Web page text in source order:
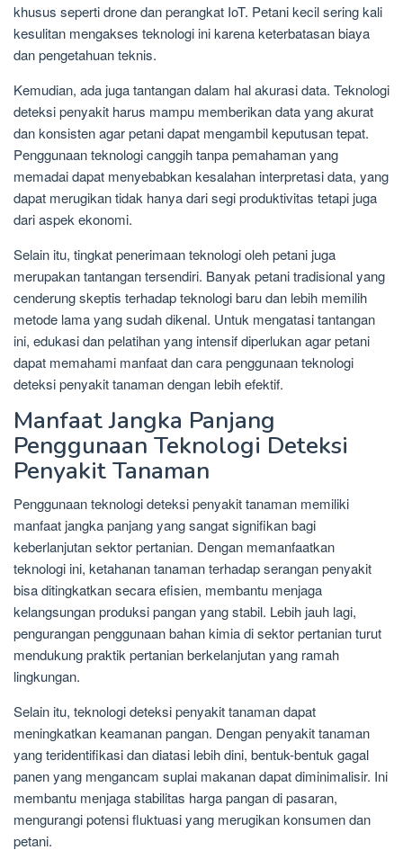
khusus seperti drone dan perangkat IoT. Petani kecil sering kali
kesulitan mengakses teknologi ini karena keterbatasan biaya
dan pengetahuan teknis.
Kemudian, ada juga tantangan dalam hal akurasi data. Teknologi
deteksi penyakit harus mampu memberikan data yang akurat
dan konsisten agar petani dapat mengambil keputusan tepat.
Penggunaan teknologi canggih tanpa pemahaman yang
memadai dapat menyebabkan kesalahan interpretasi data, yang
dapat merugikan tidak hanya dari segi produktivitas tetapi juga
dari aspek ekonomi.
Selain itu, tingkat penerimaan teknologi oleh petani juga
merupakan tantangan tersendiri. Banyak petani tradisional yang
cenderung skeptis terhadap teknologi baru dan lebih memilih
metode lama yang sudah dikenal. Untuk mengatasi tantangan
ini, edukasi dan pelatihan yang intensif diperlukan agar petani
dapat memahami manfaat dan cara penggunaan teknologi
deteksi penyakit tanaman dengan lebih efektif.
Manfaat Jangka Panjang
Penggunaan Teknologi Deteksi
Penyakit Tanaman
Penggunaan teknologi deteksi penyakit tanaman memiliki
manfaat jangka panjang yang sangat signifikan bagi
keberlanjutan sektor pertanian. Dengan memanfaatkan
teknologi ini, ketahanan tanaman terhadap serangan penyakit
bisa ditingkatkan secara efisien, membantu menjaga
kelangsungan produksi pangan yang stabil. Lebih jauh lagi,
pengurangan penggunaan bahan kimia di sektor pertanian turut
mendukung praktik pertanian berkelanjutan yang ramah
lingkungan.
Selain itu, teknologi deteksi penyakit tanaman dapat
meningkatkan keamanan pangan. Dengan penyakit tanaman
yang teridentifikasi dan diatasi lebih dini, bentuk-bentuk gagal
panen yang mengancam suplai makanan dapat diminimalisir. Ini
membantu menjaga stabilitas harga pangan di pasaran,
mengurangi potensi fluktuasi yang merugikan konsumen dan
petani.